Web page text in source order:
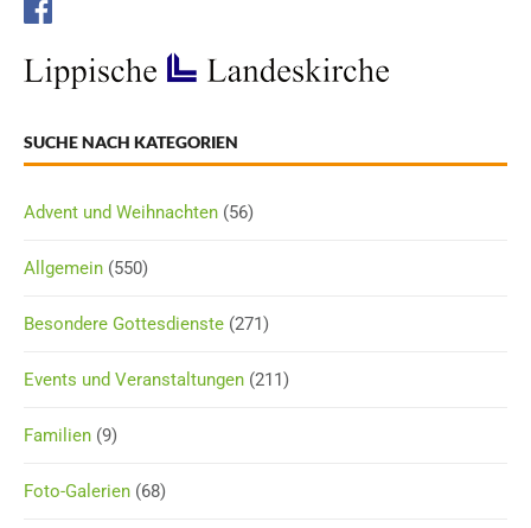
SUCHE NACH KATEGORIEN
Advent und Weihnachten (56)
Allgemein (550)
Besondere Gottesdienste (271)
Events und Veranstaltungen (211)
Familien (9)
Foto-Galerien (68)